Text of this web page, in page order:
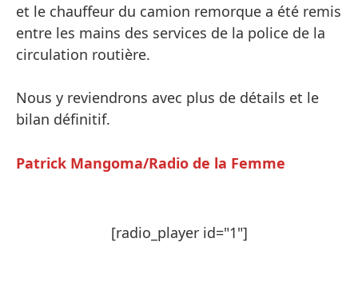
et le chauffeur du camion remorque a été remis
entre les mains des services de la police de la
circulation routière.
Nous y reviendrons avec plus de détails et le
bilan définitif.
Patrick Mangoma/Radio de la Femme
[radio_player id="1"]